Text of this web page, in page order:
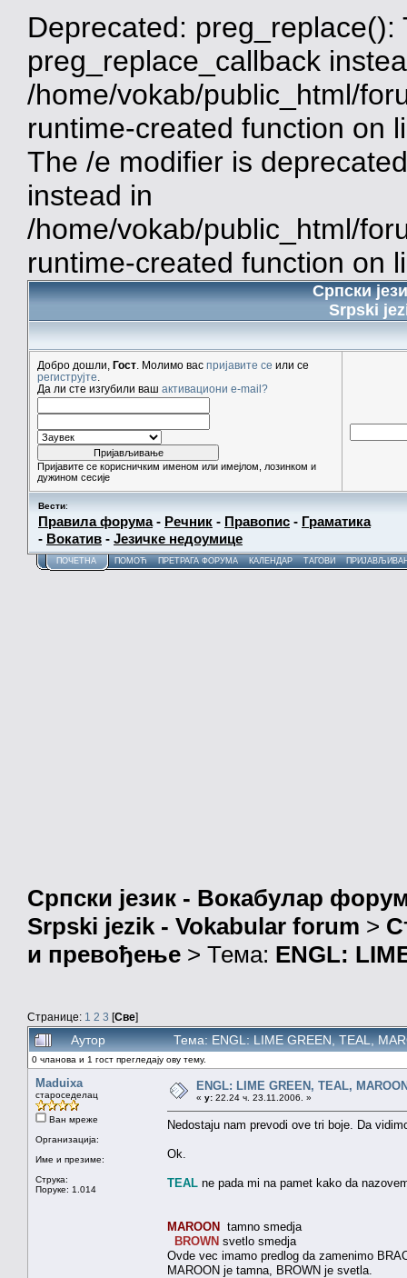
Deprecated:
preg_replace_callback
/home/vokab/public_html/
runtime-created function on
The /e modifier is
instead in
/home/vokab/public_html/
runtime-created function on
Српски
Srpski
Добро дошли, Гост . Молимо вас пријавите се или се
региструјте
Да ли сте изгубили ваш активациони e-mail?
Пријавите се корисничким именом или имејлом, лозинком и
дужином сесије
Вести:
Правила форума- Речник - Правопис - Граматика
- Вокатив - Језичке недоумице
ПОЧЕТНА ПОМОЋ ПРЕТРАГА ФОРУМА КАЛЕНДАР ТАГОВИ
Српски језик - Вокабулар
Srpski jezik - Vokabular forum >
и превођење > Тема: ENGL:
Странице: 1 2 3 [Све]
Аутор Тема: ENGL: LIME GREEN, TEAL,
0 чланова и 1 гост прегледају ову тему.
Maduixa
староседелац
Ван мреже
Организација:
Име и презиме:
Струка:
Поруке: 1.014
ENGL: LIME GREEN, TEAL,
« у: 22.24 ч. 23.11.2006. »
Nedostaju nam prevodi ove tri boje. Da
Ok.
TEAL ne pada mi na pamet kako da
MAROON tamno smedja
BROWN svetlo smedja
Ovde vec imamo predlog da zamenimo
MAROON je tamna, BROWN je svetla.